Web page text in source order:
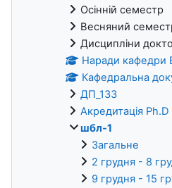
Осінній семестр
Весняний
Дисципліни
Наради
Кафедральна
ДП_133
Акредитація
шбл-1
Загальне
2 грудня - 8
9 грудня - 15